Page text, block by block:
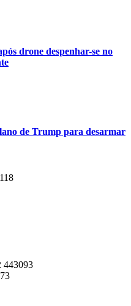
drone despenhar-se no
de Trump para desarmar
443093